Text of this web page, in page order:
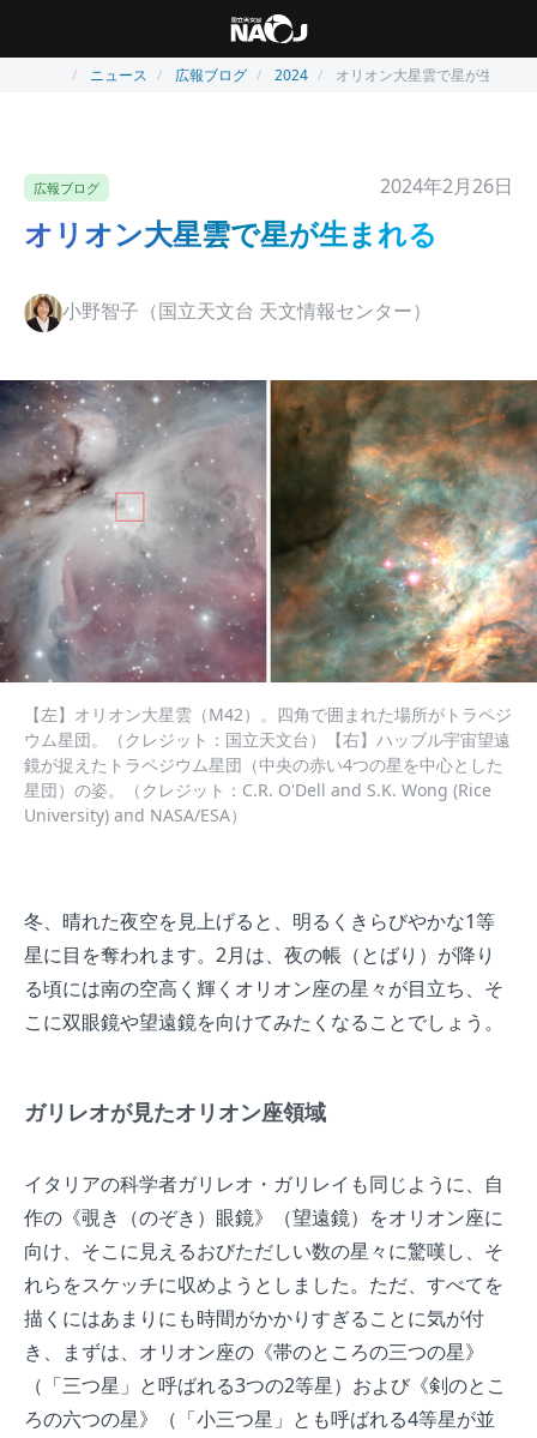
ニュース 広報ブログ 2024 オリオン大星雲で星が生まれる
広報ブログ 2024年2月26日
オリオン大星雲で星が生まれる
小野智子（国立天文台 天文情報センター）
【左】オリオン大星雲（M42）。四角で囲まれた場所がトラペジ
ウム星団。（クレジット：国立天文台）【右】ハッブル宇宙望遠
鏡が捉えたトラペジウム星団（中央の赤い4つの星を中心とした
星団）の姿。（クレジット：C.R. O'Dell and S.K. Wong (Rice
University) and NASA/ESA）
冬、晴れた夜空を見上げると、明るくきらびやかな1等
星に目を奪われます。2月は、夜の帳（とばり）が降り
る頃には南の空高く輝くオリオン座の星々が目立ち、そ
こに双眼鏡や望遠鏡を向けてみたくなることでしょう。
ガリレオが見たオリオン座領域
イタリアの科学者ガリレオ・ガリレイも同じように、自
作の《覗き（のぞき）眼鏡》（望遠鏡）をオリオン座に
向け、そこに見えるおびただしい数の星々に驚嘆し、そ
れらをスケッチに収めようとしました。ただ、すべてを
描くにはあまりにも時間がかかりすぎることに気が付
き、まずは、オリオン座の《帯のところの三つの星》
（「三つ星」と呼ばれる3つの2等星）および《剣のとこ
ろの六つの星》（「小三つ星」とも呼ばれる4等星が並